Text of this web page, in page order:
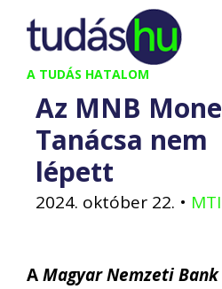
Kilépés
tartalomba
A TUDÁS HATALOM
Az MNB
Tanácsa nem
lépett
2024. október 22. • MTI
AMagyar Nemzeti Bank